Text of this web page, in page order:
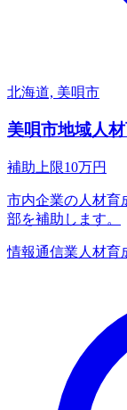
北海道, 美唄市
美唄市地域人
補助上限10万円
市内企業の人材育
部を補助します。
情報通信業 人材育